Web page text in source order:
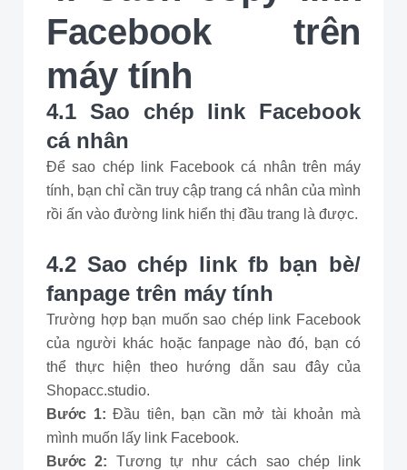
Facebook trên
máy tính
4.1 Sao chép link Facebook
cá nhân
Để sao chép link Facebook cá nhân trên máy
tính, bạn chỉ cần truy cập trang cá nhân của mình
rồi ấn vào đường link hiển thị đầu trang là được.
4.2 Sao chép link fb bạn bè/
fanpage trên máy tính
Trường hợp bạn muốn sao chép link Facebook
của người khác hoặc fanpage nào đó, bạn có
thể thực hiện theo hướng dẫn sau đây của
Shopacc.studio.
Bước 1:Đầu tiên, bạn cần mở tài khoản mà
mình muốn lấy link Facebook.
Bước 2: Tương tự như cách sao chép link